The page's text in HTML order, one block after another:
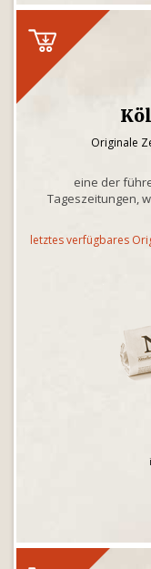
Originale
eine der
Tageszeitungen,
letztes verfügbares